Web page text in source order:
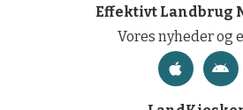
Effektivt Landbrug
Vores nyheder og